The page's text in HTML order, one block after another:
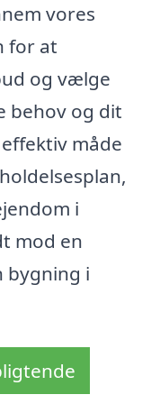
vores
for at
og vælge
behov og dit
måde
i
mod en
bygning i